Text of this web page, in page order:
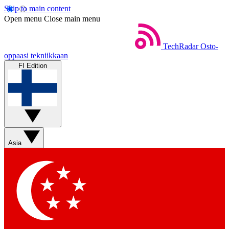
Skip to main content
Open menu Close main menu
TechRadar Osto-
oppaasi tekniikkaan
FI Edition
Asia